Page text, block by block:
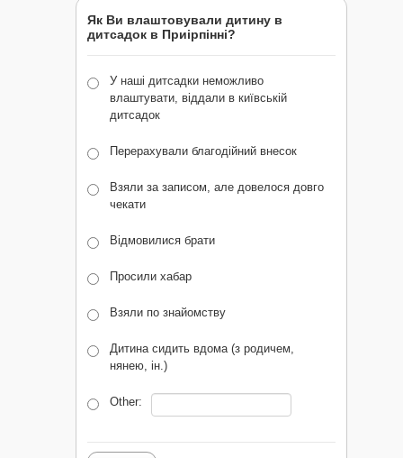
Як Ви влаштовували дитину в
дитсадок в Приірпінні?
У наші дитсадки неможливо
влаштувати, віддали в київській
дитсадок
Перерахували благодійний внесок
Взяли за записом, але довелося довго
чекати
Відмовилися брати
Просили хабар
Взяли по знайомству
Дитина сидить вдома (з родичем,
нянею, ін.)
Other: